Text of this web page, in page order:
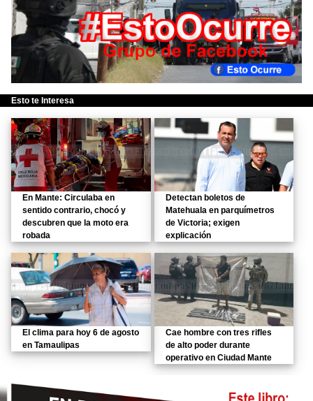
Esto te Interesa
En Mante: Circulaba en
sentido contrario, chocó y
descubren que la moto era
robada
Detectan boletos de
Matehuala en parquímetros
de Victoria; exigen
explicación
El clima para hoy 6 de agosto
en Tamaulipas
Cae hombre con tres rifles
de alto poder durante
operativo en Ciudad Mante